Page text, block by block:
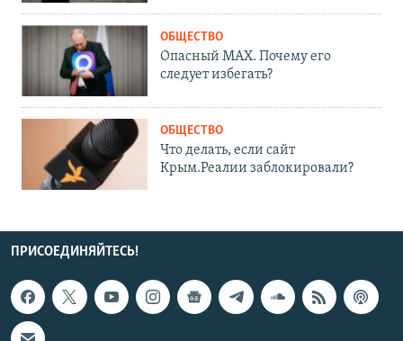
ОБЩЕСТВО
Опасный MAX. Почему его
следует избегать?
ОБЩЕСТВО
Что делать, если сайт
Крым.Реалии заблокировали?
ПРИСОЕДИНЯЙТЕСЬ!